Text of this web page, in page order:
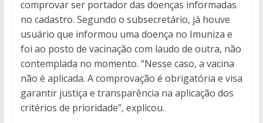
comprovar ser portador das doenças informadas
no cadastro. Segundo o subsecretário, já houve
usuário que informou uma doença no Imuniza e
foi ao posto de vacinação com laudo de outra, não
contemplada no momento. “Nesse caso, a vacina
não é aplicada. A comprovação é obrigatória e visa
garantir justiça e transparência na aplicação dos
critérios de prioridade”, explicou.